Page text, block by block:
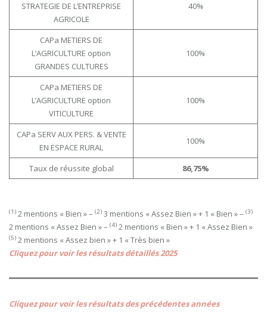
STRATEGIE DE L’ENTREPRISE
AGRICOLE
40%
CAPa METIERS DE
L’AGRICULTURE option
GRANDES CULTURES
100%
CAPa METIERS DE
L’AGRICULTURE option
VITICULTURE
100%
CAPa SERV AUX PERS. & VENTE
EN ESPACE RURAL
100%
Taux de réussite global 86,75%
(1) 2 mentions « Bien » – (2) 3 mentions « Assez Bien » + 1 « Bien » – (3)
2 mentions « Assez Bien » – (4) 2 mentions « Bien » + 1 « Assez Bien »
(5) 2 mentions « Assez bien » + 1 « Très bien »
Cliquez pour voir les résultats détaillés 2025
Cliquez pour voir les résultats des précédentes années